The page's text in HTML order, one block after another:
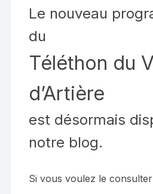
Le nouveau
du
Téléthon du
d’Artière
est désormais
notre blog.
Si vous voulez le